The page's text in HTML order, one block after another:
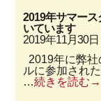
2019年サマー
いています
2019年11月30日
2019年に弊
ルに参加され
…続きを読む